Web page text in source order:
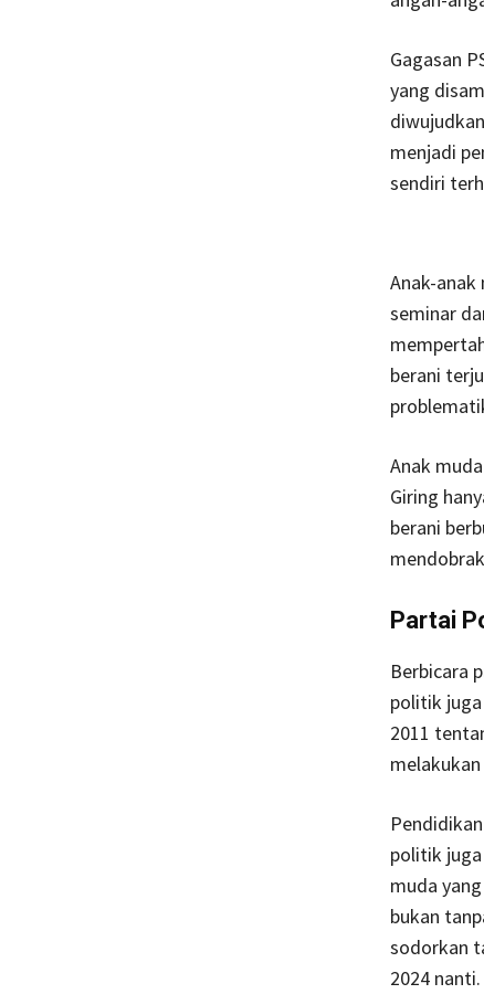
Gagasan
yang
menjadi
sendiri
Anak-
seminar
berani
Anak
Giring
berani
Partai
Berbicara
politik
2011
politik
muda
bukan
sodorkan
2024